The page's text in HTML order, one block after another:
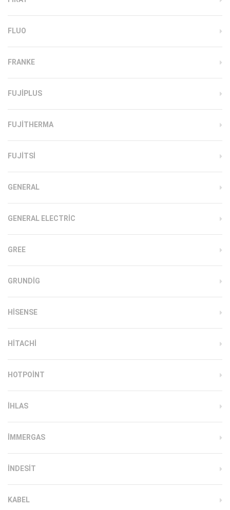
FLUO
FRANKE
FUJIPLUS
FUJITHERMA
FUJITSI
GENERAL
GENERAL ELECTRIC
GREE
GRUNDIG
HISENSE
HITACHI
HOTPOINT
IHLAS
İMMERGAS
INDESIT
KABEL